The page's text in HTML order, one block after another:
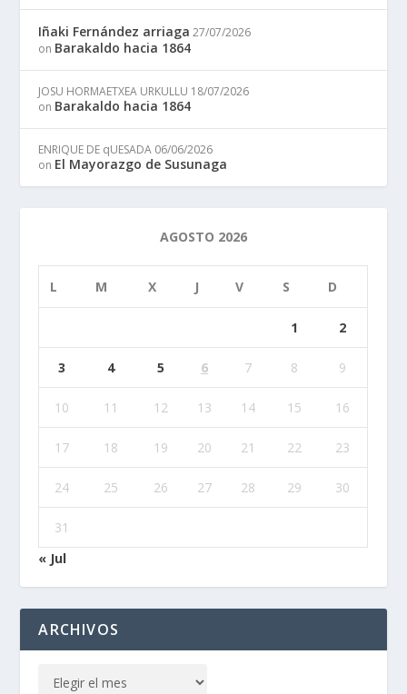
Iñaki Fernández arriaga 27/07/2026
on Barakaldo hacia 1864
JOSU HORMAETXEA URKULLU 18/07/2026
on Barakaldo hacia 1864
ENRIQUE DE qUESADA 06/06/2026
on El Mayorazgo de Susunaga
AGOSTO 2026
L M X J V S D
1 2
3 4 5 6 7 8 9
10 11 12 13 14 15 16
17 18 19 20 21 22 23
24 25 26 27 28 29 30
31
« Jul
ARCHIVOS